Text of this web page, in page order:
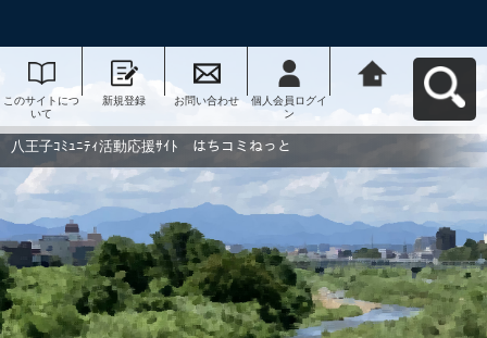
このサイトにつ
いて
新規登録 お問い合わせ
個人会員ログイ
ン
動応援ｻｲﾄ はち
コミねっとへ戻
八王子ｺﾐｭﾆﾃｨ活動応援ｻｲﾄ はちコミねっと